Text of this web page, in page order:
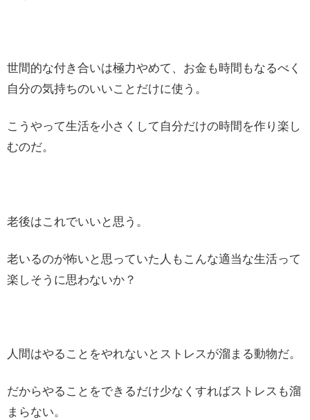
世間的な付き合いは極力やめて、お金も時間もなるべく
自分の気持ちのいいことだけに使う。
こうやって生活を小さくして自分だけの時間を作り楽し
むのだ。
老後はこれでいいと思う。
老いるのが怖いと思っていた人もこんな適当な生活って
楽しそうに思わないか？
人間はやることをやれないとストレスが溜まる動物だ。
だからやることをできるだけ少なくすればストレスも溜
まらない。